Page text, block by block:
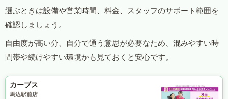
選ぶときは設備や営業時間、料金、スタッフのサポート範囲を
確認しましょう。
自由度が高い分、自分で通う意思が必要なため、混みやすい時
間帯や続けやすい環境かも見ておくと安心です。
カーブス
馬込駅前店